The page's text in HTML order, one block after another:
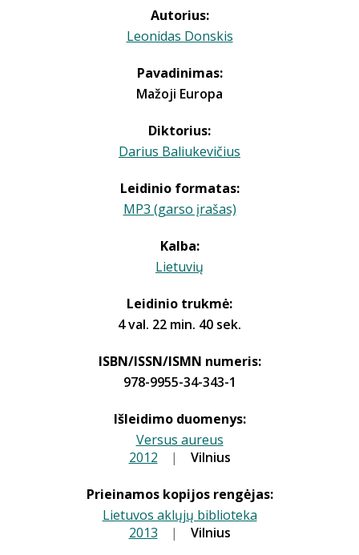
Autorius:
Leonidas Donskis
Pavadinimas:
Mažoji Europa
Diktorius:
Darius Baliukevičius
Leidinio formatas:
MP3 (garso įrašas)
Kalba:
Lietuvių
Leidinio trukmė:
4 val. 22 min. 40 sek.
ISBN/ISSN/ISMN numeris:
978-9955-34-343-1
Išleidimo duomenys:
Versus aureus
2012 | Vilnius
Prieinamos kopijos rengėjas:
Lietuvos aklųjų biblioteka
2013 | Vilnius